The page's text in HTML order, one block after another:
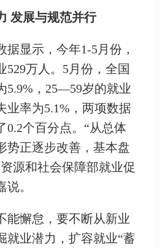
发展与规范并行
显示，今年1-5月份，
529万人。5月份，全国
5.9%，25—59岁的就业
业率为5.1%，两项数据
0.2个百分点。“从总体
势正逐步改善，基本盘
源和社会保障部就业促
。
懈怠，要不断从新业
就业潜力，扩容就业“蓄